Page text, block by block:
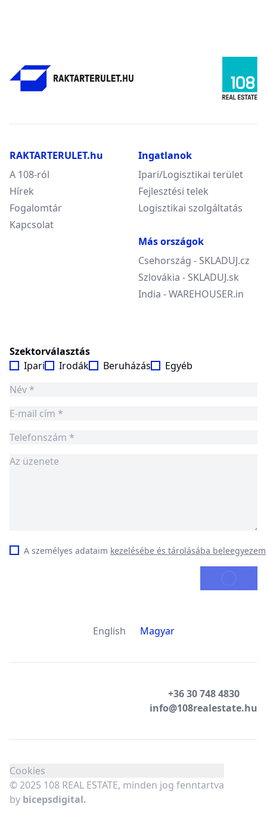
RAKTARTERULET.hu
A 108-ról
Hírek
Fogalomtár
Kapcsolat
Ingatlanok
Ipari/Logisztikai terület
Fejlesztési telek
Logisztikai szolgáltatás
Más országok
Csehország - SKLADUJ.cz
Szlovákia - SKLADUJ.sk
India - WAREHOUSER.in
Szektorválasztás
Ipari
Irodák Beruházás Egyéb
A személyes adataim kezelésébe és tárolásába beleegyezem
KÜLDÉS
English Magyar
+36 30 748 4830
info@108realestate.hu
Cookies
© 2025 108 REAL ESTATE, minden jog fenntartva
by bicepsdigital.